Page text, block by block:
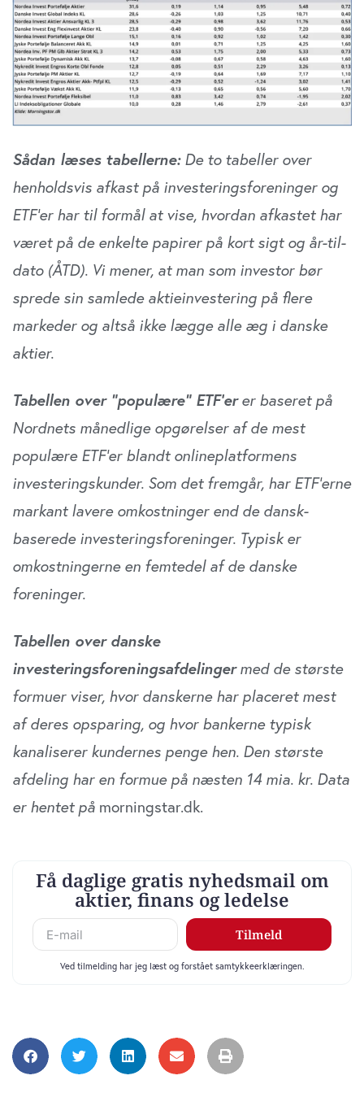
Sådan læses tabellerne:De to tabeller over
henholdsvis afkast på investeringsforeninger og
ETF’er har til formål at vise, hvordan afkastet har
været på de enkelte papirer på kort sigt og år-til-
dato (ÅTD). Vi mener, at man som investor bør
sprede sin samlede aktieinvestering på flere
markeder og altså ikke lægge alle æg i danske
aktier.
Tabellen over “populære” ETF’erer baseret på
Nordnets månedlige opgørelser af de mest
populære ETF’er blandt onlineplatformens
investeringskunder. Som det fremgår, har ETF’erne
markant lavere omkostninger end de dansk-
baserede investeringsforeninger. Typisk er
omkostningerne en femtedel af de danske
foreninger.
Tabellen over danske
investeringsforeningsafdelingermed de største
formuer viser, hvor danskerne har placeret mest
af deres opsparing, og hvor bankerne typisk
kanaliserer kundernes penge hen. Den største
afdeling har en formue på næsten 14 mia. kr. Data
er hentet på morningstar.dk.